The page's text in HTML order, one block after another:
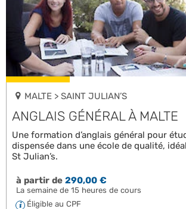
MALTE > SAINT JULIAN’S
ANGLAIS GÉNÉRAL À MALTE
Une formation d’anglais général pour
dispensée dans une école de qualité,
St Julian’s.
à partir de290,00 €
La semaine de 15 heures de cours
Éligible au CPF